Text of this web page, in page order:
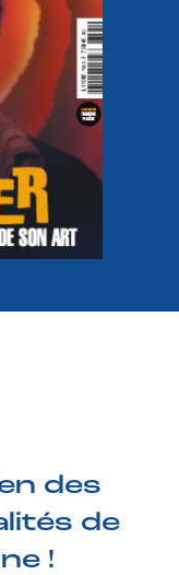
des
de
!